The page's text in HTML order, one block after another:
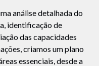
análise detalhada do
identificação de
das capacidades
criamos um plano
essenciais, desde a